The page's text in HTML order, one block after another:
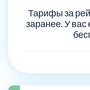
Тарифы за
заранее. У вас